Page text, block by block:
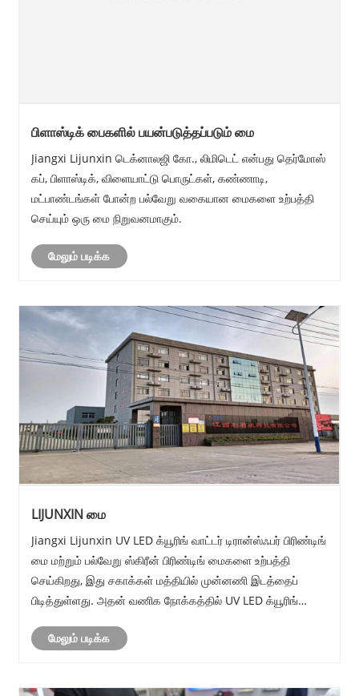
பிளாஸ்டிக் பைகளில் பயன்படுத்தப்படும் மை
Jiangxi Lijunxin டெக்னாலஜி கோ., லிமிடெட் என்பது தெர்மோஸ்
கப், பிளாஸ்டிக், விளையாட்டு பொருட்கள், கண்ணாடி,
மட்பாண்டங்கள் போன்ற பல்வேறு வகையான மைகளை உற்பத்தி
செய்யும் ஒரு மை நிறுவனமாகும்.
மேலும் படிக்க
LIJUNXIN மை
Jiangxi Lijunxin UV LED க்யூரிங் வாட்டர் டிரான்ஸ்ஃபர் பிரிண்டிங்
மை மற்றும் பல்வேறு ஸ்கிரீன் பிரிண்டிங் மைகளை உற்பத்தி
செய்கிறது, இது சகாக்கள் மத்தியில் முன்னணி இடத்தைப்
பிடித்துள்ளது. அதன் வணிக நோக்கத்தில் UV LED க்யூரிங்
பிரிண்டிங் ஸ்கிர......
மேலும் படிக்க